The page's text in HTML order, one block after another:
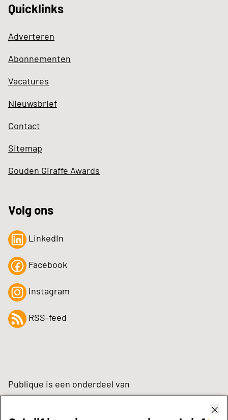
Quicklinks
Adverteren
Abonnementen
Vacatures
Nieuwsbrief
Contact
Sitemap
Gouden Giraffe Awards
Volg ons
LinkedIn
Facebook
Instagram
RSS-feed
Publique is een onderdeel van